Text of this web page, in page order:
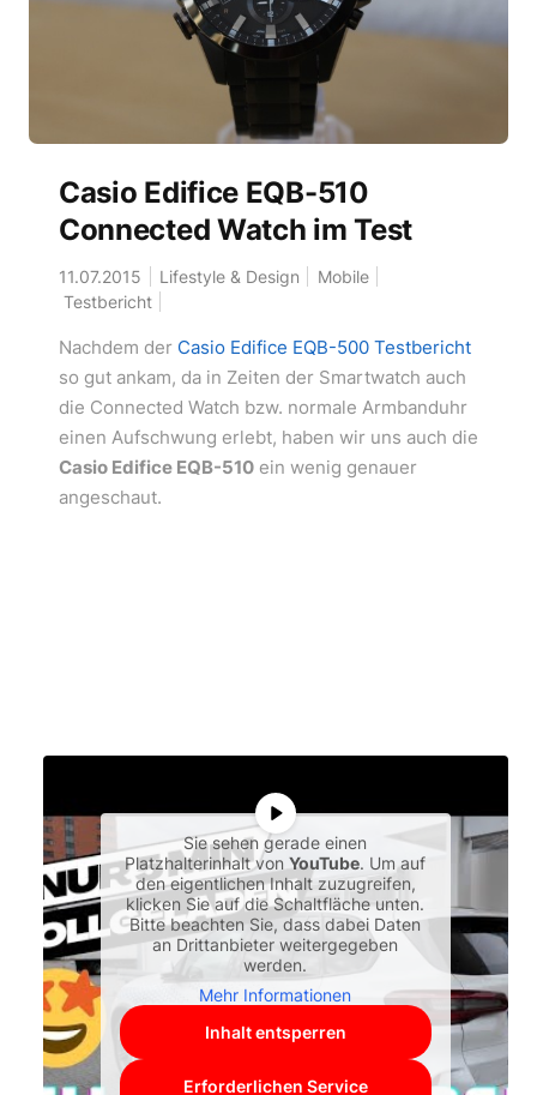
Casio Edifice EQB-510
Connected Watch im Test
11.07.2015 Lifestyle & Design
Mobile
Testbericht
Nachdem der Casio Edifice EQB-500 Testbericht
so gut ankam, da in Zeiten der Smartwatch auch
die Connected Watch bzw. normale Armbanduhr
einen Aufschwung erlebt, haben wir uns auch die
Casio Edifice EQB-510ein wenig genauer
angeschaut.
Sie sehen gerade einen
Platzhalterinhalt vonYouTube. Um auf
den eigentlichen Inhalt zuzugreifen,
klicken Sie auf die Schaltfläche unten.
Bitte beachten Sie, dass dabei Daten
an Drittanbieter weitergegeben
werden.
Mehr Informationen
Inhalt entsperren
Erforderlichen Service